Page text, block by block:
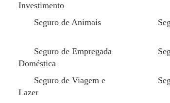
Investimento
Seguro de Animais
Seguro de Empregada
Doméstica
Seguro de Viagem e
Lazer
Reforço da imagem da empresa;